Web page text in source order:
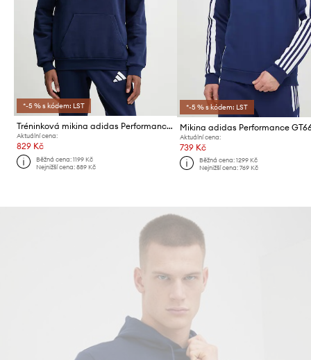
*-5 % s kódem: LST
Tréninková mikina adidas Performance Entrada26
Aktuální cena:
829 Kč
Běžná cena:1199 Kč
Nejnižší cena:889 Kč
*-5 % s kódem: LST
Mikina adidas Performance
Aktuální cena:
739 Kč
Běžná cena: 1299 Kč
Nejnižší cena: 769 Kč